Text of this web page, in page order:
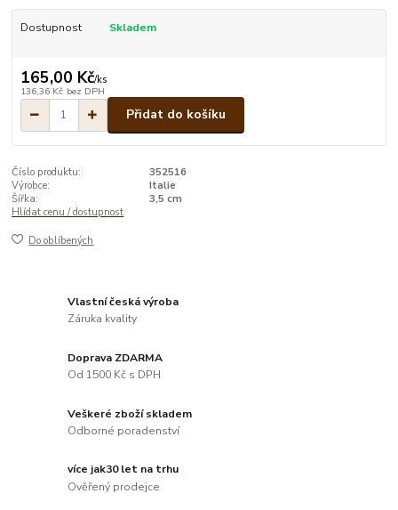
Dostupnost Skladem
165,00 Kč/ks
136,36 Kč bez DPH
Přidat do košíku
Číslo produktu:
352516
Výrobce:
Italie
Šířka:
3,5 cm
Hlídat cenu / dostupnost
Do oblíbených
Vlastní česká výroba
Záruka kvality
Doprava ZDARMA
Od 1500 Kč s DPH
Veškeré zboží skladem
Odborné poradenství
více jak30 let na trhu
Ověřený prodejce